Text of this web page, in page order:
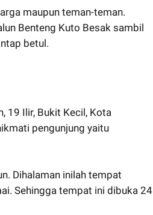
maupun teman-teman.
Benteng Kuto Besak sambil
betul.
19 Ilir, Bukit Kecil, Kota
pengunjung yaitu
Dihalaman inilah tempat
Sehingga tempat ini dibuka 24